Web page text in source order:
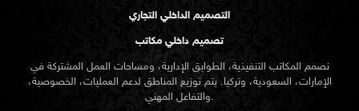
التصميم الداخلي التجاري
تصميم داخلي مكاتب
نصمم المكاتب التنفيذية، الطوابق الإدارية، ومساحات العمل المشتركة في
الإمارات، السعودية، وتركيا. يتم توزيع المناطق لدعم العمليات، الخصوصية،
والتفاعل المهني.